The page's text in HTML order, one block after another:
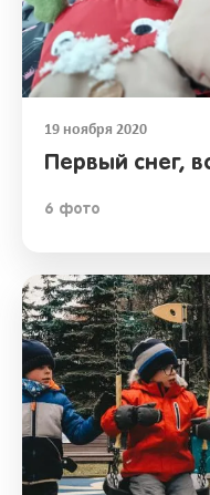
19 ноября 2020
Первый снег,
6 фото